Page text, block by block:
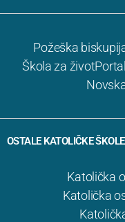
Požeška
Škola za život
OSTALE KATOLIČKE
Katolička
Katolička